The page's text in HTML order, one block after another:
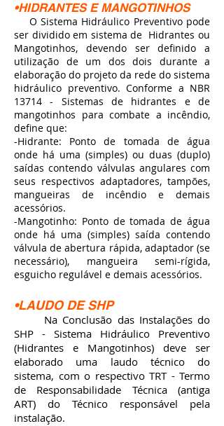
•HIDRANTES E MANGOTINHOS
O Sistema Hidráulico Preventivo pode
ser dividido em sistema de Hidrantes ou
Mangotinhos, devendo ser definido a
utilização de um dos dois durante a
elaboração do projeto da rede do sistema
hidráulico preventivo. Conforme a NBR
13714 - Sistemas de hidrantes e de
mangotinhos para combate a incêndio,
define que:
-Hidrante: Ponto de tomada de água
onde há uma (simples) ou duas (duplo)
saídas contendo válvulas angulares com
seus respectivos adaptadores, tampões,
mangueiras de incêndio e demais
acessórios.
-Mangotinho: Ponto de tomada de água
onde há uma (simples) saída contendo
válvula de abertura rápida, adaptador (se
necessário), mangueira semi-rígida,
esguicho regulável e demais acessórios.
•LAUDO DE SHP
Na Conclusão das Instalações do
SHP - Sistema Hidráulico Preventivo
(Hidrantes e Mangotinhos) deve ser
elaborado uma laudo técnico do
sistema, com o respectivo TRT - Termo
de Responsabilidade Técnica (antiga
ART) do Técnico responsável pela
instalação.